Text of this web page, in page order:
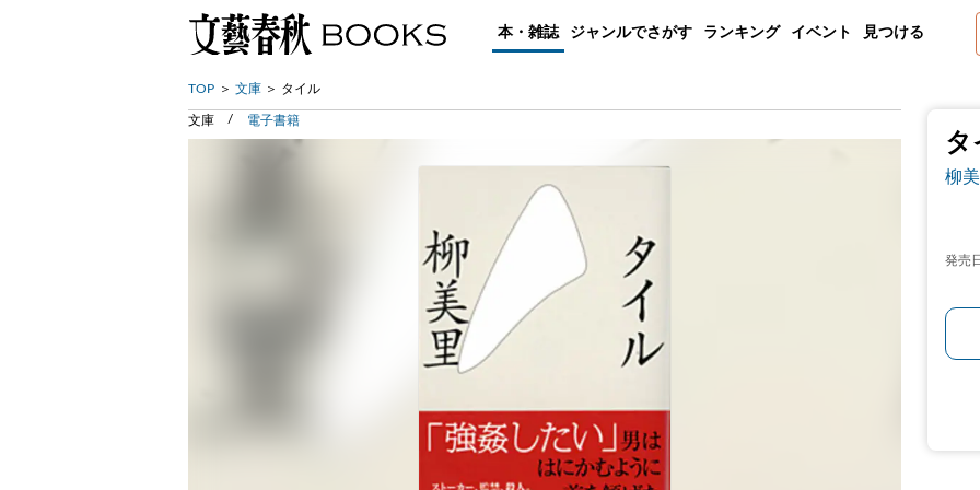
本・雑誌 ジャンルでさがす ランキング イベント 見つける
TOP 文庫 タイル
タ
柳
発売
文庫 電子書籍